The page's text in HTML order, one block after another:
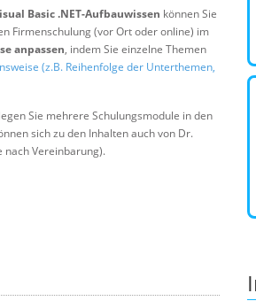
Basic .NET-Aufbauwissen können Sie
Firmenschulung (vor Ort oder online) im
anpassen, indem Sie einzelne Themen
(z.B. Reihenfolge der Unterthemen,
Sie mehrere Schulungsmodule in den
sich zu den Inhalten auch von Dr.
nach Vereinbarung).